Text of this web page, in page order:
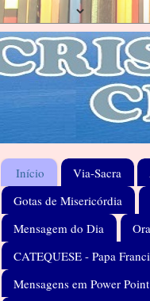
Início Via-Sacra
Gotas de Misericórdia
Mensagem do Dia
CATEQUESE - Papa
Mensagens em Power Point